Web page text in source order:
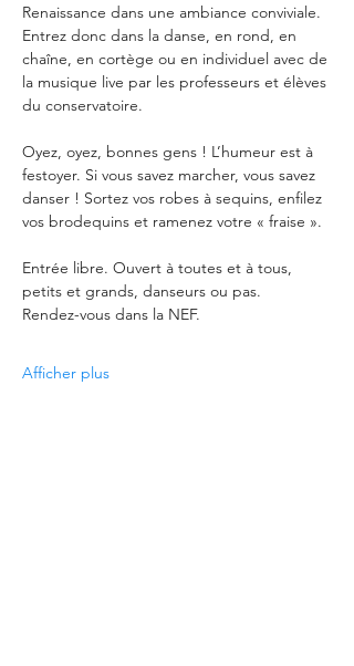
Renaissance dans une ambiance conviviale.
Entrez donc dans la danse, en rond, en
chaîne, en cortège ou en individuel avec de
la musique live par les professeurs et élèves
du conservatoire.
Oyez, oyez, bonnes gens ! L’humeur est à
festoyer. Si vous savez marcher, vous savez
danser ! Sortez vos robes à sequins, enfilez
vos brodequins et ramenez votre « fraise ».
Entrée libre. Ouvert à toutes et à tous,
petits et grands, danseurs ou pas.
Rendez-vous dans la NEF.
Afficher plus